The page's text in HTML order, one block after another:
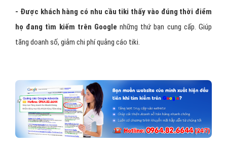
- Được khách hàng có nhu cầu tiki thấy vào đúng thời điểm
họ đang tìm kiếm trên Google những thứ bạn cung cấp. Giúp
tăng doanh số, giảm chi phí quảng cáo tiki.